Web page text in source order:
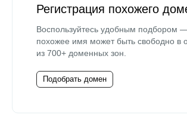
Регистрация похожего
Воспользуйтесь удобным подбором
похожее имя может быть свободно в
из 700+ доменных зон.
Подобрать домен